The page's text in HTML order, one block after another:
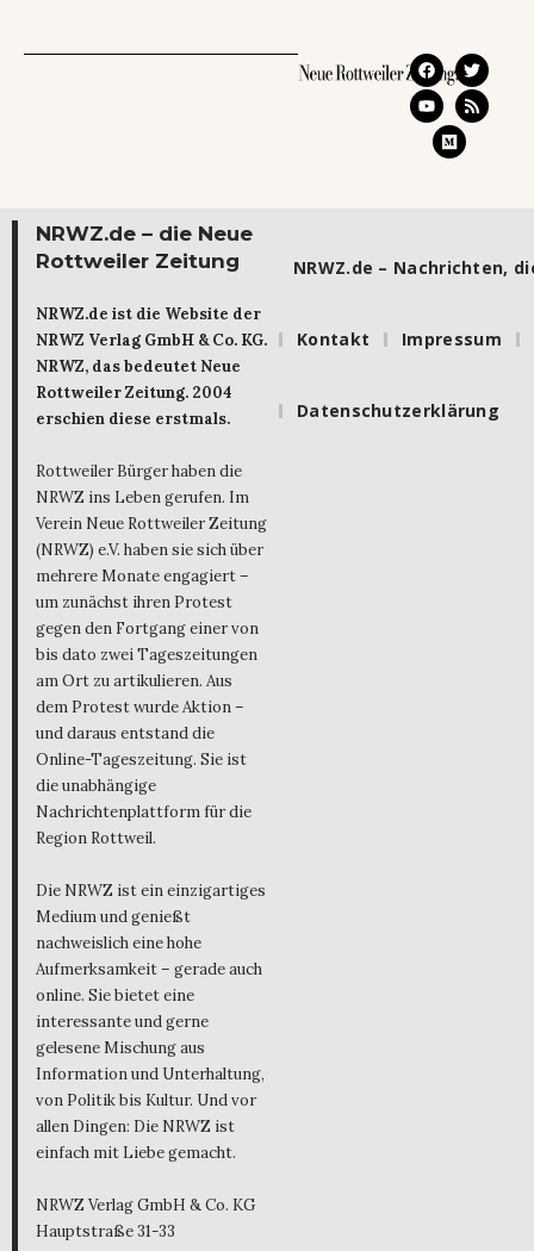
NRWZ.de – die Neue
Rottweiler Zeitung
NRWZ.de ist die Website der
NRWZ Verlag GmbH & Co. KG.
NRWZ, das bedeutet Neue
Rottweiler Zeitung. 2004
erschien diese erstmals.
Rottweiler Bürger haben die
NRWZ ins Leben gerufen. Im
Verein Neue Rottweiler Zeitung
(NRWZ) e.V. haben sie sich über
mehrere Monate engagiert –
um zunächst ihren Protest
gegen den Fortgang einer von
bis dato zwei Tageszeitungen
am Ort zu artikulieren. Aus
dem Protest wurde Aktion –
und daraus entstand die
Online-Tageszeitung. Sie ist
die unabhängige
Nachrichtenplattform für die
Region Rottweil.
Die NRWZ ist ein einzigartiges
Medium und genießt
nachweislich eine hohe
Aufmerksamkeit – gerade auch
online. Sie bietet eine
interessante und gerne
gelesene Mischung aus
Information und Unterhaltung,
von Politik bis Kultur. Und vor
allen Dingen: Die NRWZ ist
einfach mit Liebe gemacht.
NRWZ Verlag GmbH & Co. KG
Hauptstraße 31-33
NRWZ.de – Nachrichten,
Kontakt Impressum
Datenschutzerklärung